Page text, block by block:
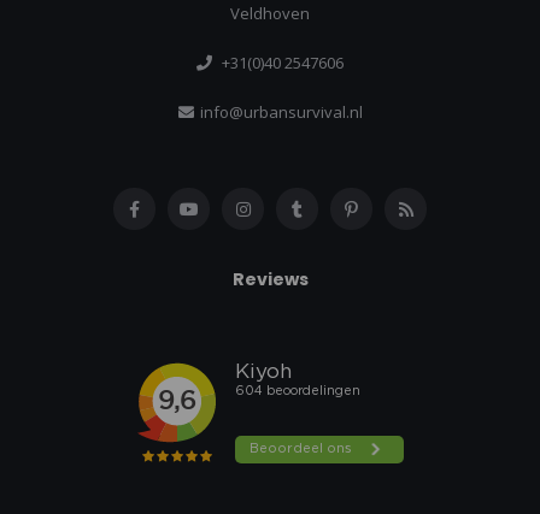
Veldhoven
+31(0)40 2547606
info@urbansurvival.nl
Reviews